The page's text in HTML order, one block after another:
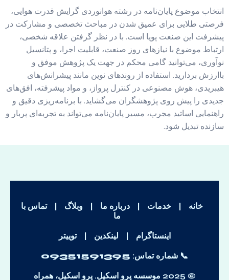
انتخاب موضوع پایان‌نامه در رشته هوانوردی گرایش قدرت هوایی،
فرصتی طلایی برای عمیق شدن در مباحث تخصصی و مشارکت در
پیشرفت این صنعت پویا است. با در نظر گرفتن علاقه شخصی،
ارتباط موضوع با نیازهای روز صنعت، قابلیت اجرا، و پتانسیل
نوآوری، می‌توانید گامی محکم در جهت یک پژوهش موفق و
باارزش بردارید. استفاده از روندهای نوین مانند پیشرانش‌های
هیبریدی، هوش مصنوعی در کنترل پرواز، و مواد پیشرفته، افق‌های
جدیدی را پیش روی پژوهشگران می‌گشاید. با برنامه‌ریزی دقیق و
راهنمایی اساتید مجرب، مسیر پایان‌نامه می‌تواند به تجربه‌ای پربار و
سازنده تبدیل شود.
خانه | خدمات | درباره ما | وبلاگ |
تماس با
ما
اینستاگرام | لینکدین | توییتر
📞 شماره تماس: 09351591395
© 2025 موسسه پرو اسکیل. پرو اسکیل، همراه